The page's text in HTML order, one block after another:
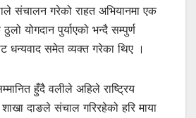
संचालन गरेको राहत अभियानमा एक
योगदान पुर्याएको भन्दै सम्पुर्ण
धन्यवाद समेत व्यक्त गरेका थिए ।
हुँदै वलीले अहिले राष्ट्रिय
दाङले संचाल गरिरहेको हरि माया